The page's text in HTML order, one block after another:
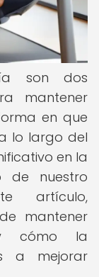
son dos
mantener
en que
lo largo del
en la
de nuestro
artículo,
mantener
cómo la
a mejorar